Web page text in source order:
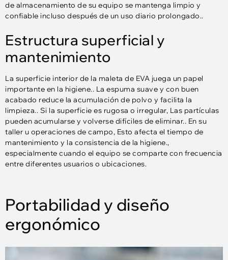
de almacenamiento de su equipo se mantenga limpio y
confiable incluso después de un uso diario prolongado..
Estructura superficial y
mantenimiento
La superficie interior de la maleta de EVA juega un papel
importante en la higiene.. La espuma suave y con buen
acabado reduce la acumulación de polvo y facilita la
limpieza.. Si la superficie es rugosa o irregular, Las partículas
pueden acumularse y volverse difíciles de eliminar.. En su
taller u operaciones de campo, Esto afecta el tiempo de
mantenimiento y la consistencia de la higiene.,
especialmente cuando el equipo se comparte con frecuencia
entre diferentes usuarios o ubicaciones.
Portabilidad y diseño
ergonómico